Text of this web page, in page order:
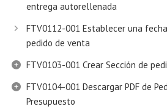
entrega autorellenada
FTV0112-001 Establecer una
pedido de venta
FTV0103-001 Crear Sección de
FTV0104-001 Descargar PDF de
Presupuesto